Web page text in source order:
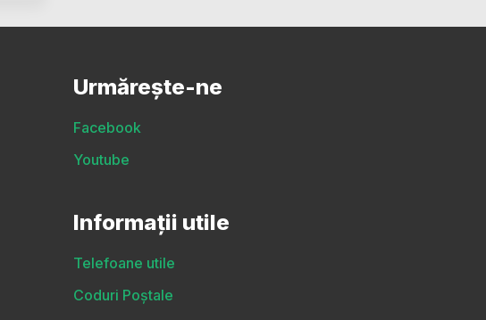
Urmărește-ne
Facebook
Youtube
Informații utile
Telefoane utile
Coduri Poștale